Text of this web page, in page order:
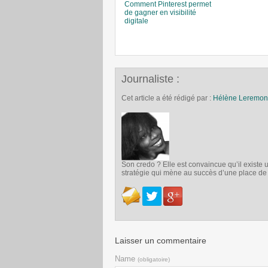
Comment Pinterest permet
de gagner en visibilité
digitale
Journaliste :
Cet article a été rédigé par : Hélène Leremon
Son credo ? Elle est convaincue qu’il
stratégie qui mène au succès d’une place
Laisser un commentaire
Name (obligatoire)